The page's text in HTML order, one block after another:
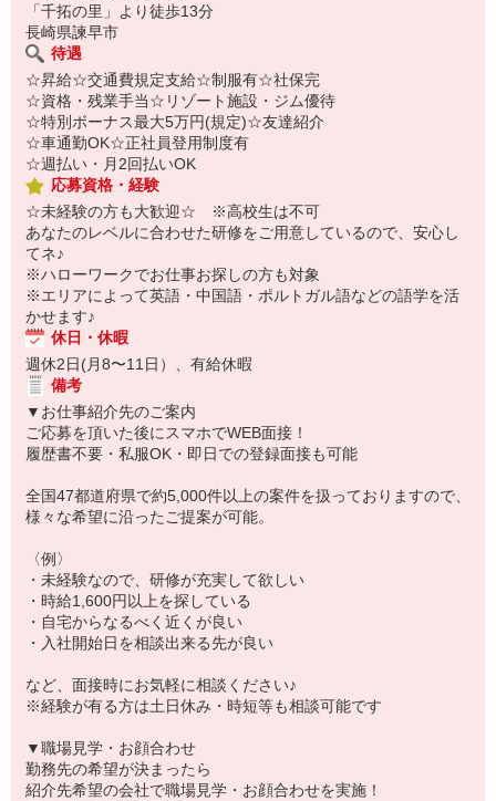
「千拓の里」より徒歩13分
長崎県諫早市
待遇
☆昇給☆交通費規定支給☆制服有☆社保完
☆資格・残業手当☆リゾート施設・ジム優待
☆特別ボーナス最大5万円(規定)☆友達紹介
☆車通勤OK☆正社員登用制度有
☆週払い・月2回払いOK
応募資格・経験
☆未経験の方も大歓迎☆ ※高校生は不可
あなたのレベルに合わせた研修をご用意しているので、安心し
てネ♪
※ハローワークでお仕事お探しの方も対象
※エリアによって英語・中国語・ポルトガル語などの語学を活
かせます♪
休日・休暇
週休2日(月8〜11日）、有給休暇
備考
▼お仕事紹介先のご案内
ご応募を頂いた後にスマホでWEB面接！
履歴書不要・私服OK・即日での登録面接も可能
全国47都道府県で約5,000件以上の案件を扱っておりますので、
様々な希望に沿ったご提案が可能。
〈例〉
・未経験なので、研修が充実して欲しい
・時給1,600円以上を探している
・自宅からなるべく近くが良い
・入社開始日を相談出来る先が良い
など、面接時にお気軽に相談ください♪
※経験が有る方は土日休み・時短等も相談可能です
▼職場見学・お顔合わせ
勤務先の希望が決まったら
紹介先希望の会社で職場見学・お顔合わせを実施！